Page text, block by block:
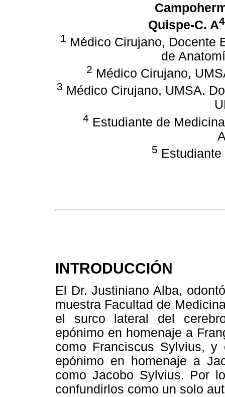
Quispe-C. A4
1 Médico Cirujano, Docente
de
2 Médico Cirujano,
3 Médico Cirujano, UMSA.
4 Estudiante de
5
INTRODUCCIÓN
El Dr. Justiniano Alba,
muestra Facultad de
el surco lateral del
epónimo en homenaje a
como Franciscus Sylvius,
epónimo en homenaje a
como Jacobo Sylvius. Por
confundirlos como un solo